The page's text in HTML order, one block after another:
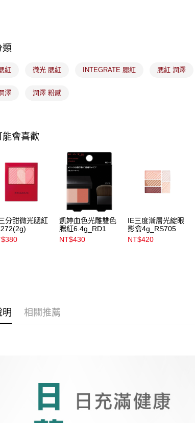
類
紅 微光 腮紅 INTEGRATE 腮紅 腮紅 潤澤
澤 潤澤 粉感
能會喜歡
分甜微光腮紅
凱婷血色光雕雙色
腮紅6.4g_RD1
NT$430
IE三度漸層光綻眼
影盒4g_RS705
NT$420
明 相關推薦